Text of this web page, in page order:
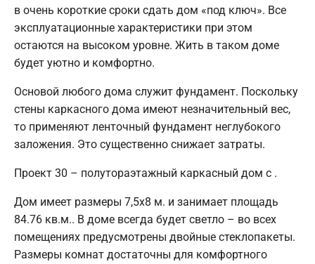
в очень короткие сроки сдать дом «под ключ». Все
эксплуатационные характеристики при этом
остаются на высоком уровне. Жить в таком доме
будет уютно и комфортно.
Основой любого дома служит фундамент. Поскольку
стены каркасного дома имеют незначительный вес,
то применяют ленточный фундамент неглубокого
заложения. Это существенно снижает затраты.
Проект 30 – полутораэтажный каркасный дом с .
Дом имеет размеры 7,5х8 м. и занимает площадь
84.76 кв.м.. В доме всегда будет светло – во всех
помещениях предусмотрены двойные стеклопакеты.
Размеры комнат достаточны для комфортного